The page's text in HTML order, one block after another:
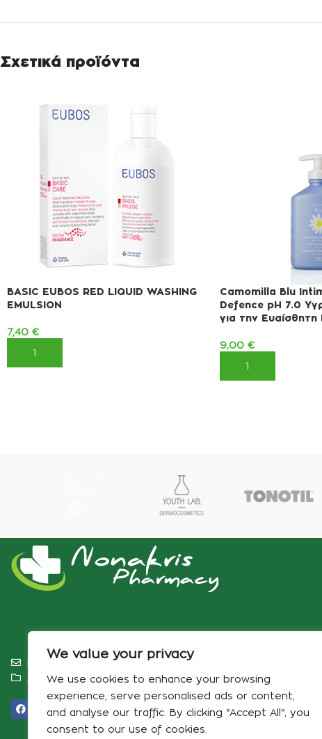
We value your privacy
We use cookies to enhance your browsing
experience, serve personalised ads or content,
and analyse our traffic. By clicking "Accept All", you
consent to our use of cookies.
Σχετικά προϊόντα
BASIC EUBOS RED LIQUID WASHING
EMULSION
7,40 €
ΠΡΟΣΘΉΚΗ ΣΤΟ ΚΑΛΆΘΙ
Camomilla Blu
Defence pH 7.0
για την
9,00 €
ΠΡΟΣΘΉΚΗ ΣΤΟ
info@pharmacynonakris.gr
Αρ. ΓΕΜΗ 180898516000‬